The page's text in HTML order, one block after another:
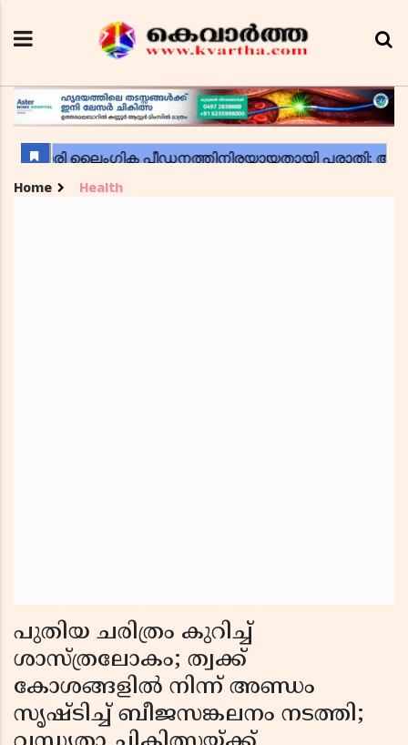
Home Health
പുതിയ ചരിത്രം കുറിച്ച്
ശാസ്ത്രലോകം; ത്വക്ക്
കോശങ്ങളിൽ നിന്ന് അണ്ഡം
സൃഷ്ടിച്ച് ബീജസങ്കലനം നടത്തി;